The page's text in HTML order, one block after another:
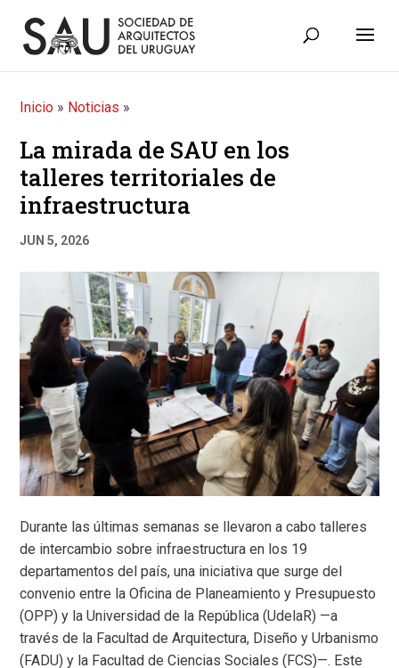
Inicio » Noticias »
La mirada de SAU en los
talleres territoriales de
infraestructura
JUN 5, 2026
Durante las últimas semanas se llevaron a cabo talleres
de intercambio sobre infraestructura en los 19
departamentos del país, una iniciativa que surge del
convenio entre la Oficina de Planeamiento y Presupuesto
(OPP) y la Universidad de la República (UdelaR) —a
través de la Facultad de Arquitectura, Diseño y Urbanismo
(FADU) y la Facultad de Ciencias Sociales (FCS)—. Este